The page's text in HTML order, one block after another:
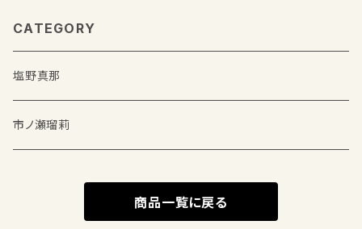
CATEGORY
塩野真那
市ノ瀬瑠莉
商品一覧に戻る